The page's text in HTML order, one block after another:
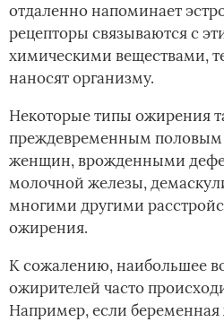
отдаленно напоминает
рецепторы связываются с
химическими веществами,
наносят организму.
Некоторые типы ожирения
преждевременным половым
женщин, врожденными
молочной железы,
многими другими
ожирения.
К сожалению, наибольшее
ожирителей часто
Например, если